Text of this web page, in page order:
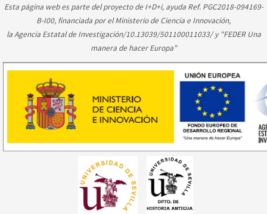
Esta página web es parte del proyecto de I+D+i, ayuda Ref. PGC2018-094169-
B-I00, financiada por el Ministerio de Ciencia e Innovación,
la Agencia Estatal de Investigación/10.13039/501100011033/ y "FEDER Una
manera de hacer Europa"